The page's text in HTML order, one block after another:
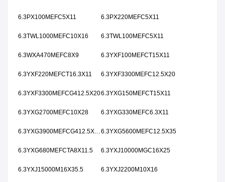
6.3PX100MEFC5X11 6.3PX220MEFC5X11
6.3TWL1000MEFC10X16 6.3TWL100MEFC5X11
6.3WXA470MEFC8X9 6.3YXF100MEFCT15X11
6.3YXF220MEFCT16.3X11 6.3YXF3300MEFC12.5X20
6.3YXF3300MEFCG412.5X206.3YXG150MEFCT15X11
6.3YXG2700MEFC10X28 6.3YXG330MEFC6.3X11
6.3YXG3900MEFCG412.5X256.3YXG5600MEFC12.5X35
6.3YXG680MEFCTA8X11.5 6.3YXJ10000MGC16X25
6.3YXJ15000M16X35.5 6.3YXJ2200M10X16